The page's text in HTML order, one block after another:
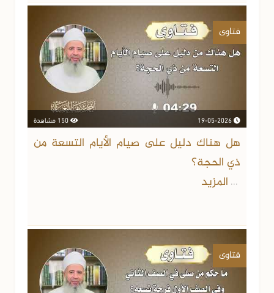
فتاوى
هل هناك دليل على صيام الأيام التسعة من
ذي الحجة؟
... المزيد
فتاوى